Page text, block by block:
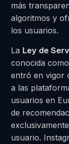
más
algoritmos y
los usuarios.
La Ley de
conocida
entró en vigor
a las
usuarios en
de
usuario.